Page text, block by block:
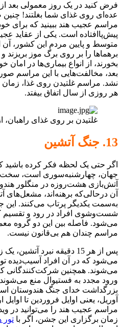
فرض کنید در یک روز معمولی بعد از
عده‌ای روی غذای شما بغلتند! چنین
مراسم عجیب هند ببینید که برای
پیش‌پاافتاده است. یکی از عقاید
متوسط و پایین مردم این کشور،
برهماها را بر روی برگ موز بریزند
بعد، مخالفت‌هایی با این مراسم
نشد. مراسم غلتیدن روی غذا،
هر روزی از سال اتفاق بیفتد.
غلتیدن بر روی غذای
13. جنگ آتشین
اگر حتی یک لحظه فکر کرده باشید
جهان، چهارشنبه‌سوری است، سخت
آتش‌بازی هشت‌روزه در منگلور
آن درحالی‌که برهنه‌اند، مشعل‌های
به‌سمت یکدیگر پرتاب می‌کنند. این
شست‌وشوی افراد در رود و تقسیم
مراسم چندان هم بی‌قانون نیست.
پس از هر 15 دقیقه نبرد
می‌شود که در آن افراد
می‌شوند. همچنین شرکت‌کنندگانی
ورود مجدد به فستیوال منع
بزرگداشت خدای جنگ هندوستان
آوریل، یعنی اوایل فروردین تا
مراسم عجیب هند را می‌توانید در
زمان برگزاری این جشن، اگر با تور